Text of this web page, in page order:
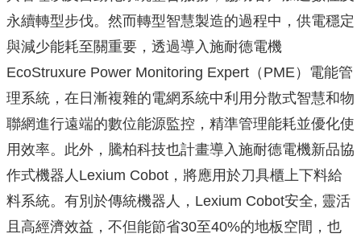
永續轉型步伐。然而轉型智慧製造的過程中，供電穩定
與減少能耗至關重要，透過導入施耐德電機
EcoStruxure Power Monitoring Expert（PME）電能管
理系統，在日漸複雜的電網系統中利用分散式智慧和物
聯網進行遠端的數位能源監控，精準管理能耗並優化使
用效率。 此外，騰柏科技也計畫導入施耐德電機新品協
作式機器人 Lexium Cobot，將應用於刀具櫃上下料給
料系統。有別於傳統機器人，Lexium Cobot安全, 靈活
且高經濟效益，不但能節省30至40%的地板空間，也